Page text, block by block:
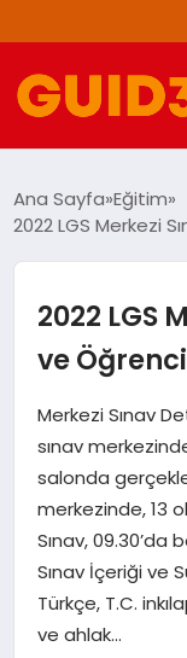
TEKNOLOJI
SPOR
SAĞLIK
EKONOMI
MAGAZIN
EĞITIM
Ana Sayfa Eğitim
2022 LGS Merkezi
2022 LGS
ve
Merkezi Sınav
sınav
salonda
merkezinde, 13
Sınav, 09.30’da
Sınav İçeriği ve
Türkçe, T.C.
ve ahlak…